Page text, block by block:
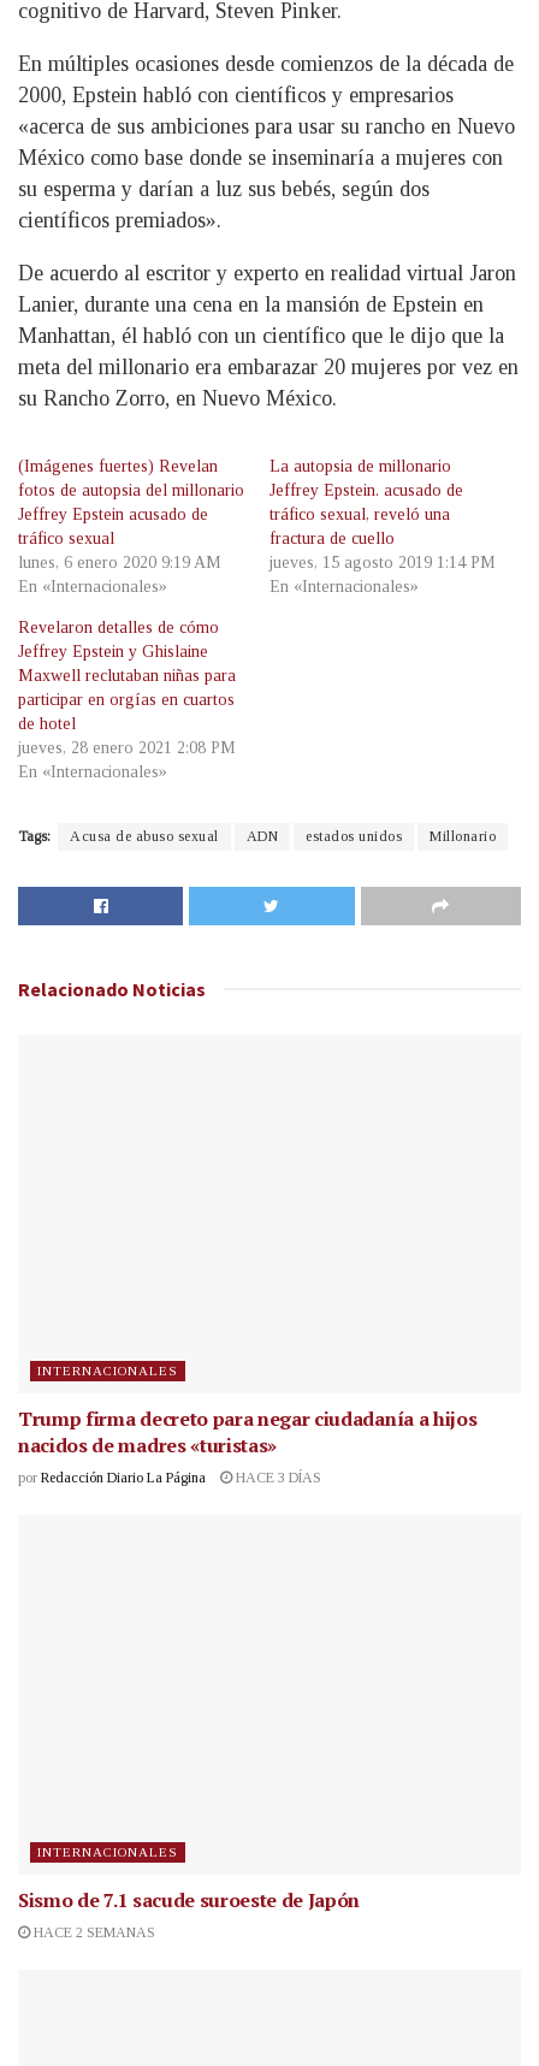
cognitivo de Harvard, Steven Pinker.
En múltiples ocasiones desde comienzos de la década de
2000, Epstein habló con científicos y empresarios
«acerca de sus ambiciones para usar su rancho en Nuevo
México como base donde se inseminaría a mujeres con
su esperma y darían a luz sus bebés, según dos
científicos premiados».
De acuerdo al escritor y experto en realidad virtual Jaron
Lanier, durante una cena en la mansión de Epstein en
Manhattan, él habló con un científico que le dijo que la
meta del millonario era embarazar 20 mujeres por vez en
su Rancho Zorro, en Nuevo México.
(Imágenes fuertes) Revelan
fotos de autopsia del millonario
Jeffrey Epstein acusado de
tráfico sexual
lunes, 6 enero 2020 9:19 AM
En «Internacionales»
La autopsia de millonario
Jeffrey Epstein. acusado de
tráfico sexual, reveló una
fractura de cuello
jueves, 15 agosto 2019 1:14 PM
En «Internacionales»
Revelaron detalles de cómo
Jeffrey Epstein y Ghislaine
Maxwell reclutaban niñas para
participar en orgías en cuartos
de hotel
jueves, 28 enero 2021 2:08 PM
En «Internacionales»
Tags: Acusa de abuso sexual ADN estados unidos Millonario
Relacionado Noticias
INTERNACIONALES
Trump firma decreto para negar ciudadanía a hijos
nacidos de madres «turistas»
por Redacción Diario La Página HACE 3 DÍAS
INTERNACIONALES
Sismo de 7.1 sacude suroeste de Japón
HACE 2 SEMANAS